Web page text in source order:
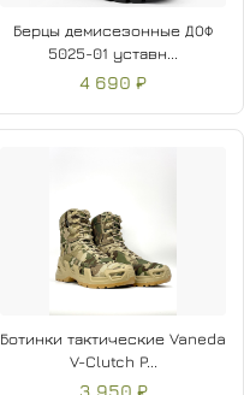
Берцы демисезонные ДОФ
5025-01 уставн...
4 690 ₽
Ботинки тактические Vaneda
V-Clutch P...